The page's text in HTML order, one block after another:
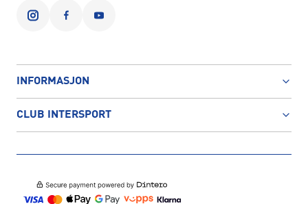
INFORMASJON
CLUB INTERSPORT